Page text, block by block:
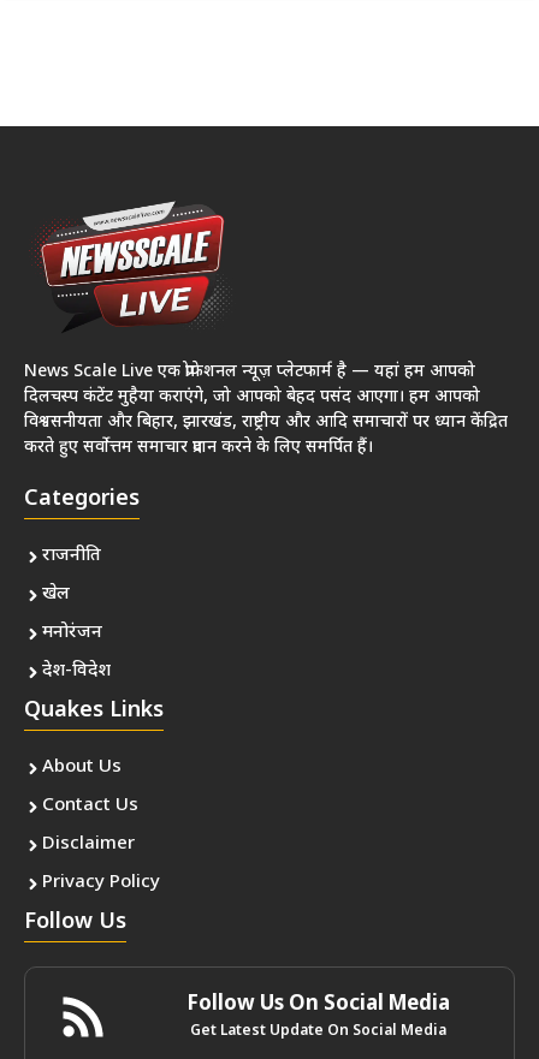
News Scale Live एक प्रोफेशनल न्यूज़ प्लेटफार्म है — यहां हम आपको
दिलचस्प कंटेंट मुहैया कराएंगे, जो आपको बेहद पसंद आएगा। हम आपको
विश्वसनीयता और बिहार, झारखंड, राष्ट्रीय और आदि समाचारों पर ध्यान केंद्रित
करते हुए सर्वोत्तम समाचार प्रदान करने के लिए समर्पित हैं।
Categories
राजनीति
खेल
मनोरंजन
देश-विदेश
Quakes Links
About Us
Contact Us
Disclaimer
Privacy Policy
Follow Us
Follow Us On Social Media
Get Latest Update On Social Media